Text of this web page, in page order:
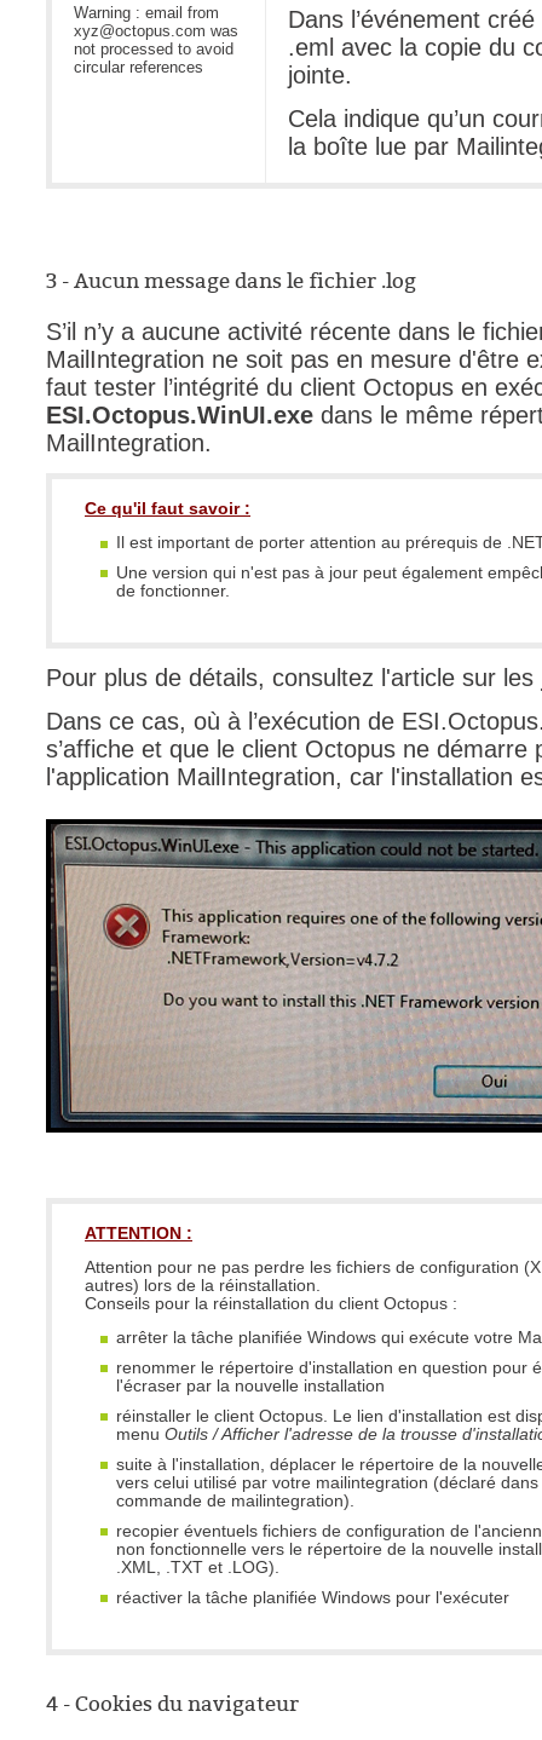
Warning : email from
xyz@octopus.com was
not processed to avoid
circular references
Dans l’événement
.eml avec la copie du
jointe.
Cela indique qu’un
la boîte lue par
3 - Aucun message dans le fichier .log
S’il n’y a aucune activité récente dans le
MailIntegration ne soit pas en mesure d'être
faut tester l’intégrité du client Octopus en
ESI.Octopus.WinUI.exe dans le même
MailIntegration.
Ce qu'il faut savoir :
Il est important de porter attention au prérequis de
Une version qui n'est pas à jour peut également
de fonctionner.
Pour plus de détails, consultez l'article sur les
Dans ce cas, où à l’exécution de
s’affiche et que le client Octopus ne
l'application MailIntegration, car l'installation
ATTENTION :
Attention pour ne pas perdre les fichiers de configuration
autres) lors de la réinstallation.
Conseils pour la réinstallation du client Octopus :
arrêter la tâche planifiée Windows qui exécute votre
renommer le répertoire d'installation en question pour
l'écraser par la nouvelle installation
réinstaller le client Octopus. Le lien d'installation est
menu Outils / Afficher l'adresse de la trousse
suite à l'installation, déplacer le répertoire de la
vers celui utilisé par votre mailintegration (déclaré
commande de mailintegration).
recopier éventuels fichiers de configuration de
non fonctionnelle vers le répertoire de la nouvelle
.XML, .TXT et .LOG).
réactiver la tâche planifiée Windows pour l'exécuter
4 - Cookies du navigateur